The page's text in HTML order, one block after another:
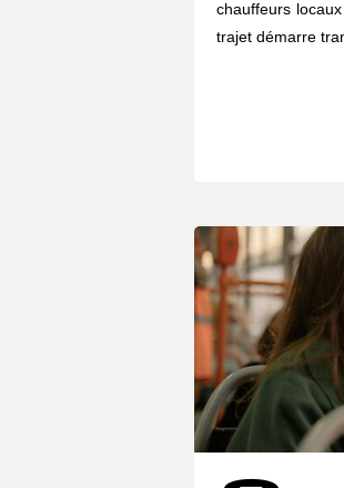
chauffeurs
trajet démarre